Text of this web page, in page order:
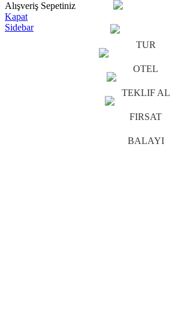
Alışveriş Sepetiniz
Kapat
Sidebar
TUR
OTEL
TEKLIF AL
FIRSAT
BALAYI